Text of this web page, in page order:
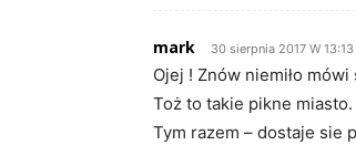
mark 30 sierpnia 2017 W 13:13
Ojej ! Znów niemiło
Toż to takie pikne miasto.
Tym razem – dostaje sie